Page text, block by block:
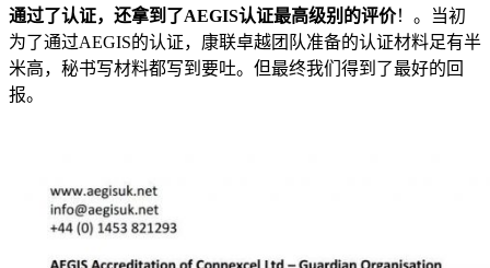
通过了认证，还拿到了AEGIS认证最高级别的评价！。当初
为了通过AEGIS的认证，康联卓越团队准备的认证材料足有半
米高，秘书写材料都写到要吐。但最终我们得到了最好的回
报。